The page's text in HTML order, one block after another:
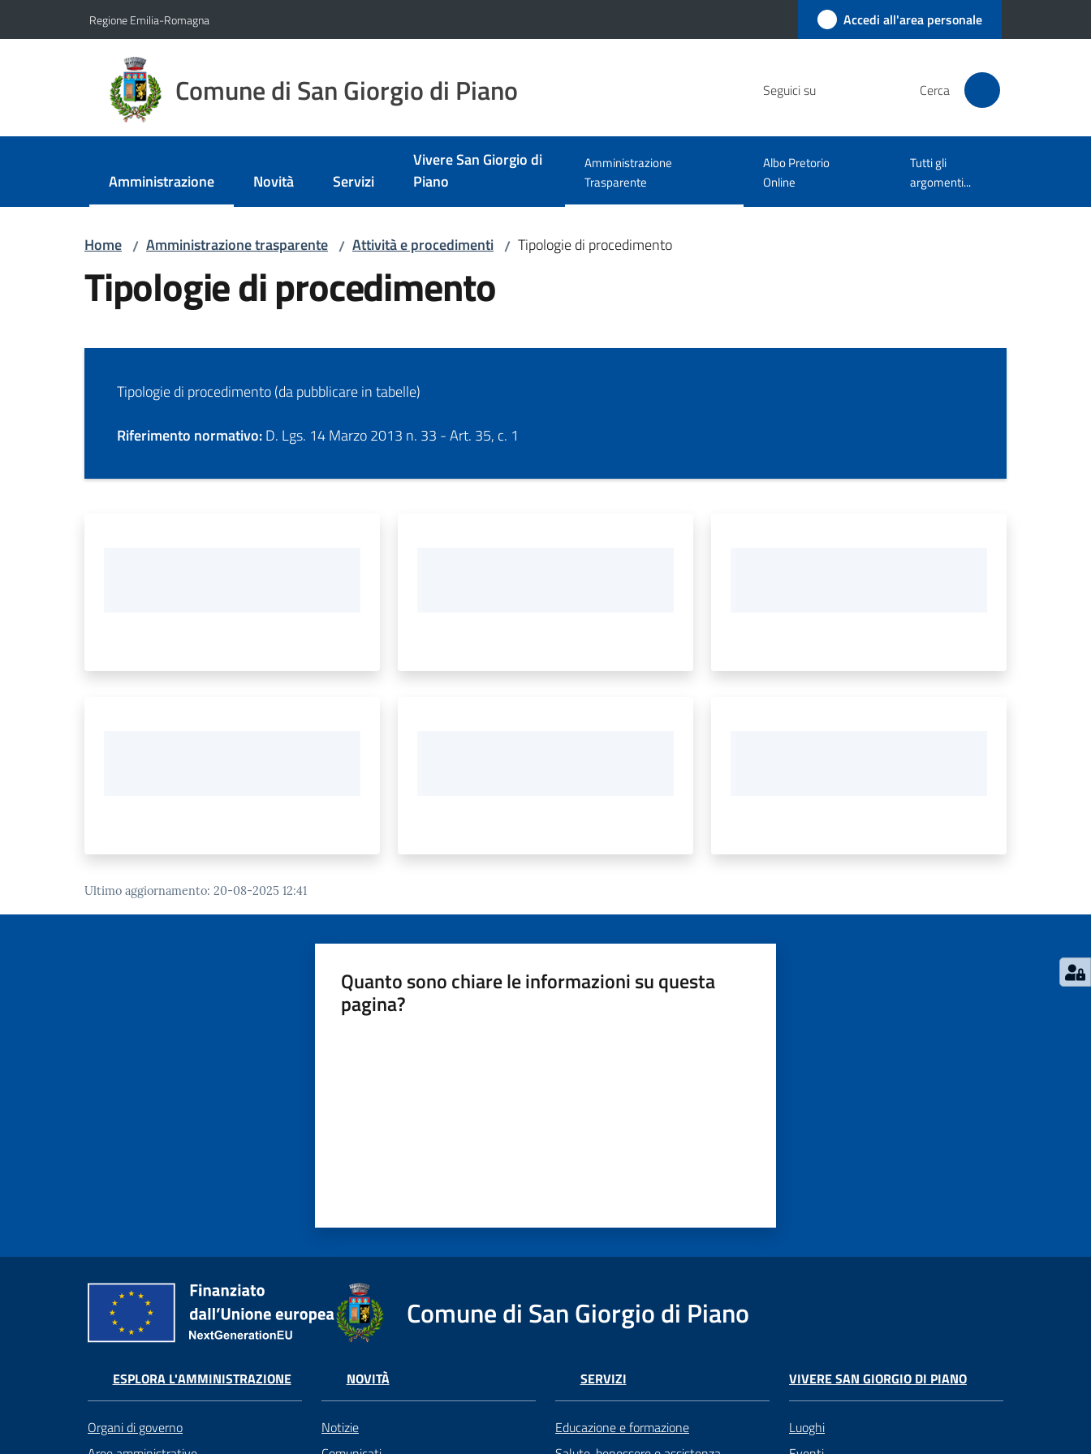
Regione Emilia-Romagna Accedi all'area personale
Comune di San Giorgio di Piano Seguici su Cerca
Amministrazione
Menu selezionato Novità Servizi
Vivere San Giorgio di
Piano
Amministrazione
Trasparente
Menu selezionato
Albo Pretorio
Online
Tutti gli
argomenti...
Home / Amministrazione trasparente / Attività e procedimenti / Tipologie di procedimento
Tipologie di procedimento
Tipologie di procedimento (da pubblicare in tabelle)
Riferimento normativo:D. Lgs. 14 Marzo 2013 n. 33 - Art. 35, c. 1
Ultimo aggiornamento: 20-08-2025 12:41
Quanto sono chiare le informazioni su questa
pagina?
Comune di San Giorgio di Piano
ESPLORA L'AMMINISTRAZIONE
Organi di governo
NOVITÀ
Notizie
SERVIZI
Educazione e formazione
VIVERE SAN GIORGIO DI PIANO
Luoghi